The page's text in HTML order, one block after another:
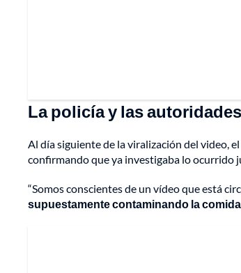
La policía y las
Al día siguiente de la viralización del video,
confirmando que ya investigaba lo ocurrido
“Somos conscientes de un vídeo que está
supuestamente contaminando la